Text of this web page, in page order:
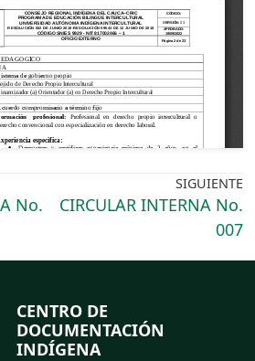
No.
SIGUIENTE
CIRCULAR INTERNA No.
007
CENTRO DE
DOCUMENTACIÓN
INDÍGENA